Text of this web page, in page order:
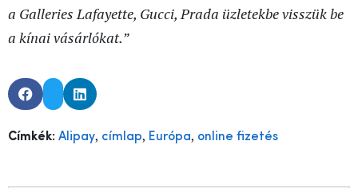
a Galleries Lafayette, Gucci, Prada üzletekbe visszük be
a kínai vásárlókat.”
Címkék: Alipay, címlap, Európa, online fizetés